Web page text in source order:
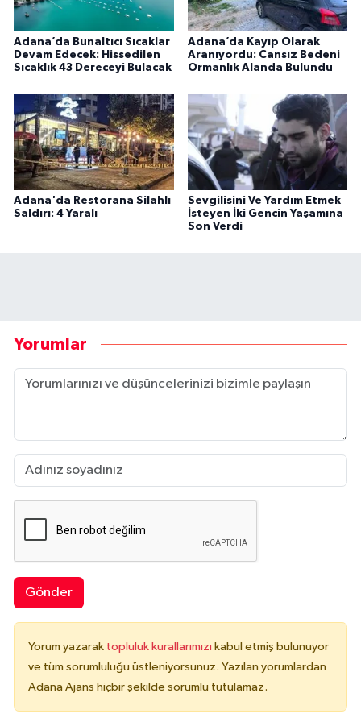
Adana’da Bunaltıcı Sıcaklar
Devam Edecek: Hissedilen
Sıcaklık 43 Dereceyi Bulacak
Adana’da Kayıp Olarak
Aranıyordu: Cansız Bedeni
Ormanlık Alanda Bulundu
Adana'da Restorana Silahlı
Saldırı: 4 Yaralı
Sevgilisini Ve Yardım Etmek
İsteyen İki Gencin Yaşamına
Son Verdi
Yorumlar
Gönder
Yorum yazarak topluluk kurallarımızı kabul etmiş bulunuyor
ve tüm sorumluluğu üstleniyorsunuz. Yazılan yorumlardan
Adana Ajans hiçbir şekilde sorumlu tutulamaz.